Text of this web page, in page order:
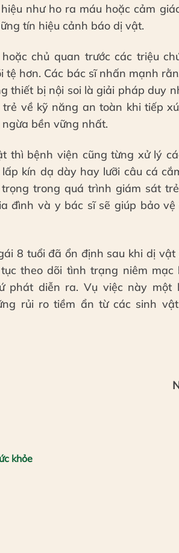
như ho ra máu hoặc cảm
tín hiệu cảnh báo dị vật.
chủ quan trước các triệu
tệ hơn. Các bác sĩ nhấn mạnh
thiết bị nội soi là giải pháp duy
về kỹ năng an toàn khi tiếp
bền vững nhất.
thì bệnh viện cũng từng xử lý
kín dạ dày hay lưỡi câu cá
trong quá trình giám sát
đình và y bác sĩ sẽ giúp bảo
8 tuổi đã ổn định sau khi dị
theo dõi tình trạng niêm
phát diễn ra. Vụ việc này một
rủi ro tiềm ẩn từ các sinh
khỏe